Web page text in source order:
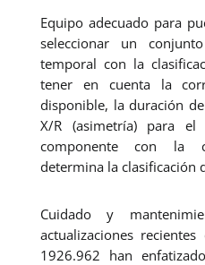
Equipo adecuado para
seleccionar un
temporal con la
tener en cuenta la
disponible, la duración
X/R (asimetría) para
componente con la
determina la clasificación
Cuidado y
actualizaciones
1926.962 han